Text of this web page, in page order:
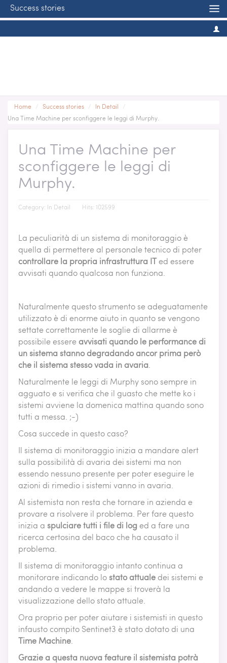
Home / Success stories / In Detail
/
Una Time Machine per sconfiggere le leggi di Murphy.
Una Time Machine per
sconfiggere le leggi di
Murphy.
Category: In Detail Hits: 102599
La peculiarità di un sistema di monitoraggio è
quella di permettere al personale tecnico di poter
controllare la propria infrastruttura ITed essere
avvisati quando qualcosa non funziona.
Naturalmente questo strumento se adeguatamente
utilizzato è di enorme aiuto in quanto se vengono
settate correttamente le soglie di allarme è
possibile essere avvisati quando le performance di
un sistema stanno degradando ancor prima però
che il sistema stesso vada in avaria
Naturalmente le leggi di Murphy sono sempre in
agguato e si verifica che il guasto che mette ko i
sistemi avviene la domenica mattina quando sono
tutti a messa. ;-)
Cosa succede in questo caso?
Il sistema di monitoraggio inizia a mandare alert
sulla possibilità di avaria dei sistemi ma non
essendo nessuno presente per poter eseguire le
azioni di rimedio i sistemi vanno in avaria.
Al sistemista non resta che tornare in azienda e
provare a risolvere il problema. Per fare questo
inizia a spulciare tutti i file di log ed a fare una
ricerca certosina del baco che ha causato il
problema.
Il sistema di monitoraggio intanto continua a
monitorare indicando lostato attuale dei sistemi e
andando a vedere le mappe si troverà la
visualizzazione dello stato attuale.
Ora proprio per poter aiutare i sistemisti in questo
infausto compito Sentinet3 è stato dotato di una
Time Machine
Grazie a questa nuova feature il sistemista potrà
Success stories